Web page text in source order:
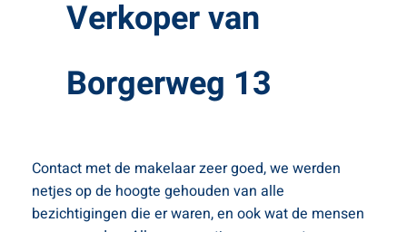
Verkoper van
Borgerweg 13
Contact met de makelaar zeer goed, we werden
netjes op de hoogte gehouden van alle
bezichtigingen die er waren, en ook wat de mensen